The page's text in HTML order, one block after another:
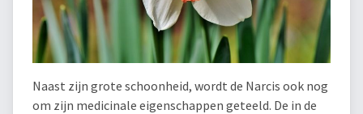
Naast zijn grote schoonheid, wordt de Narcis ook nog
om zijn medicinale eigenschappen geteeld. De in de